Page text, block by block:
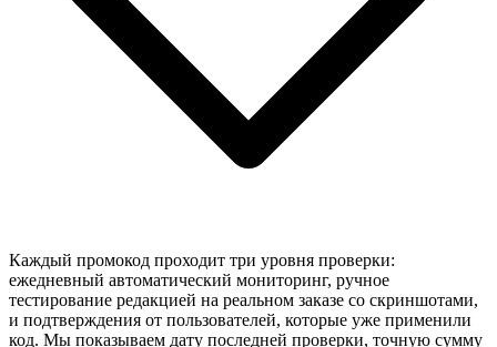
Каждый промокод проходит три уровня проверки:
ежедневный автоматический мониторинг, ручное
тестирование редакцией на реальном заказе со скриншотами,
и подтверждения от пользователей, которые уже применили
код. Мы показываем дату последней проверки, точную сумму